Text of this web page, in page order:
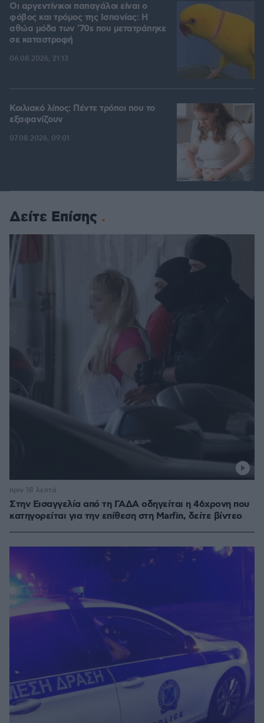
Οι αργεντίνικοι παπαγάλοι είναι ο
φόβος και τρόμος της Ισπανίας: Η
αθώα μόδα των '70s που μετατράπηκε
σε καταστροφή
06.08.2026, 21:13
Κοιλιακό λίπος: Πέντε τρόποι που το
εξαφανίζουν
07.08.2026, 09:01
Δείτε Επίσης
Στην Εισαγγελία από τη ΓΑΔΑ οδηγείται η 46χρονη που
κατηγορείται για την επίθεση στη Marfin, δείτε βίντεο
πριν 18 λεπτά